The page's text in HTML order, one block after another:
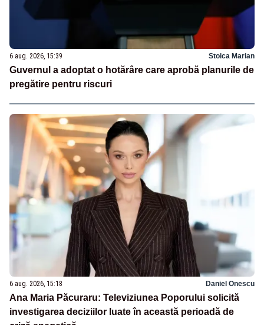
6 aug. 2026, 15:39 Stoica Marian
Guvernul a adoptat o hotărâre care aprobă planurile de
pregătire pentru riscuri
6 aug. 2026, 15:18 Daniel Onescu
Ana Maria Păcuraru: Televiziunea Poporului solicită
investigarea deciziilor luate în această perioadă de